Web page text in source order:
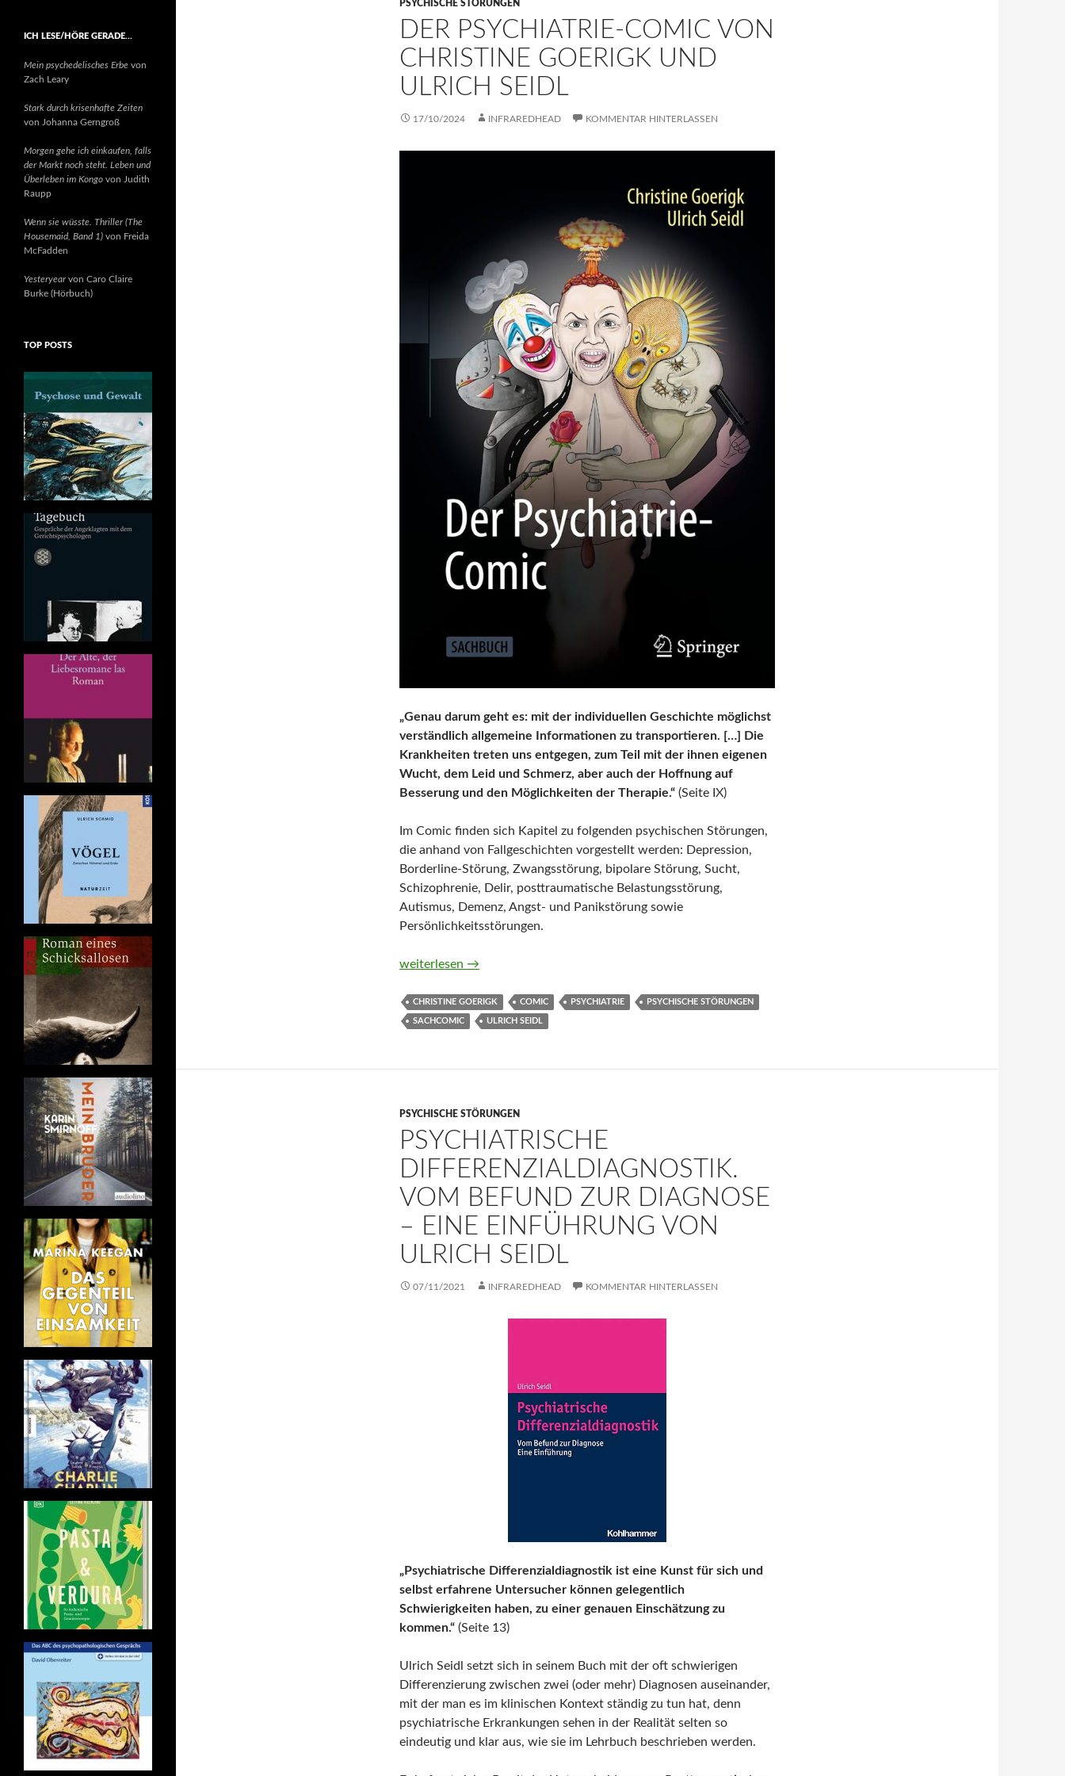
PSYCHISCHE STÖRUNGEN
DER PSYCHIATRIE-COMIC VON
CHRISTINE GOERIGK UND
ULRICH SEIDL
17/10/2024 INFRAREDHEAD KOMMENTAR HINTERLASSEN
„Genau darum geht es: mit der individuellen Geschichte möglichst
verständlich allgemeine Informationen zu transportieren. […] Die
Krankheiten treten uns entgegen, zum Teil mit der ihnen eigenen
Wucht, dem Leid und Schmerz, aber auch der Hoffnung auf
Besserung und den Möglichkeiten der Therapie.“ (Seite IX)
Im Comic finden sich Kapitel zu folgenden psychischen Störungen,
die anhand von Fallgeschichten vorgestellt werden: Depression,
Borderline-Störung, Zwangsstörung, bipolare Störung, Sucht,
Schizophrenie, Delir, posttraumatische Belastungsstörung,
Autismus, Demenz, Angst- und Panikstörung sowie
Persönlichkeitsstörungen.
Der Psychiatrie-Comic von Christine Goerigk und Ulrich Seidl
weiterlesen →
CHRISTINE GOERIGK COMIC PSYCHIATRIE PSYCHISCHE STÖRUNGEN
SACHCOMIC ULRICH SEIDL
PSYCHISCHE STÖRUNGEN
PSYCHIATRISCHE
DIFFERENZIALDIAGNOSTIK.
VOM BEFUND ZUR DIAGNOSE
– EINE EINFÜHRUNG VON
ULRICH SEIDL
07/11/2021 INFRAREDHEAD KOMMENTAR HINTERLASSEN
„Psychiatrische Differenzialdiagnostik ist eine Kunst für sich und
selbst erfahrene Untersucher können gelegentlich
Schwierigkeiten haben, zu einer genauen Einschätzung zu
kommen.“ (Seite 13)
Ulrich Seidl setzt sich in seinem Buch mit der oft schwierigen
Differenzierung zwischen zwei (oder mehr) Diagnosen auseinander,
mit der man es im klinischen Kontext ständig zu tun hat, denn
psychiatrische Erkrankungen sehen in der Realität selten so
eindeutig und klar aus, wie sie im Lehrbuch beschrieben werden.
ICH LESE/HÖRE GERADE…
Mein psychedelisches Erbe von
Zach Leary
Stark durch krisenhafte Zeiten
von Johanna Gerngroß
Morgen gehe ich einkaufen, falls
der Markt noch steht. Leben und
Überleben im Kongo von Judith
Raupp
Wenn sie wüsste. Thriller (The
Housemaid, Band 1) von Freida
McFadden
Yesteryearvon Caro Claire
Burke (Hörbuch)
TOP POSTS